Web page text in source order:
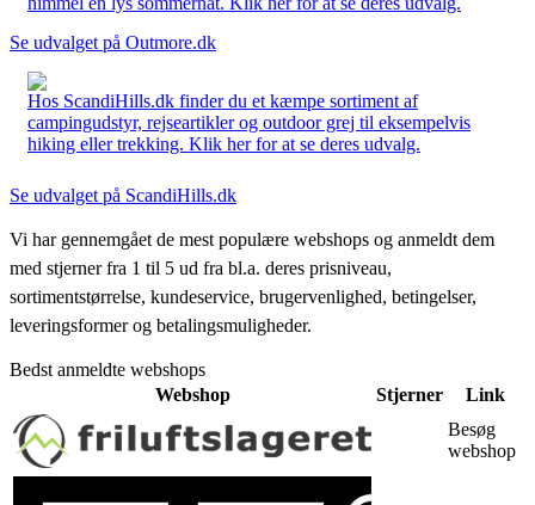
Se udvalget på Outmore.dk
Hos ScandiHills.dk finder du et kæmpe sortiment af
campingudstyr, rejseartikler og outdoor grej til eksempelvis
hiking eller trekking. Klik her for at se deres udvalg.
Se udvalget på ScandiHills.dk
Vi har gennemgået de mest populære webshops og anmeldt dem
med stjerner fra 1 til 5 ud fra bl.a. deres prisniveau,
sortimentstørrelse, kundeservice, brugervenlighed, betingelser,
leveringsformer og betalingsmuligheder.
Bedst anmeldte webshops
Webshop
Stjerner
Link
Besøg
webshop